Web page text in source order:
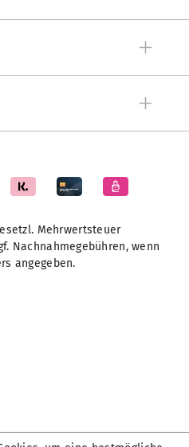
Mehrwertsteuer
Nachnahmegebühren, wenn
angegeben.